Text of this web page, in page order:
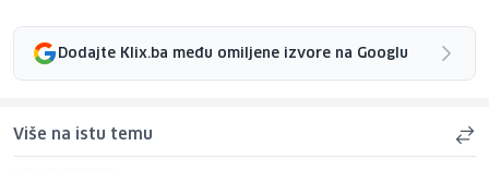
Dodajte Klix.ba među omiljene izvore na Googlu
Više na istu temu